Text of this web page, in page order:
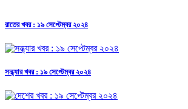
রাতের খবর : ১৯ সেপ্টেম্বর ২০২৪
সন্ধ্যার খবর : ১৯ সেপ্টেম্বর ২০২৪